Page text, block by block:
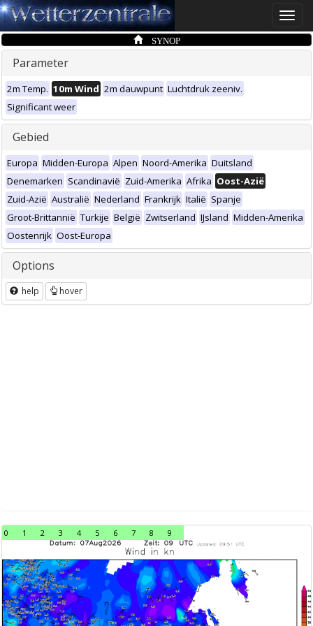
Toggle
SYNOP
Parameter
2m Temp. 10m Wind 2m dauwpunt Luchtdruk zeeniv.
Significant weer
Gebied
Europa Midden-Europa Alpen Noord-Amerika Duitsland
Denemarken Scandinavië Zuid-Amerika Afrika Oost-Azië
Zuid-Azië Australië Nederland Frankrijk Italië Spanje
Groot-Brittannië Turkije België Zwitserland IJsland Midden-Amerika
Oostenrijk Oost-Europa
Options
help hover
0 1 2 3 4 5 6 7 8 9